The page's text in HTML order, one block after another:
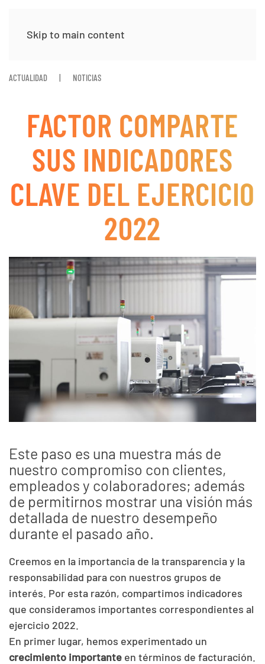
Skip to main content
ACTUALIDAD NOTICIAS
FACTOR COMPARTE
SUS INDICADORES
CLAVE DEL EJERCICIO
2022
Este paso es una muestra más de
nuestro compromiso con clientes,
empleados y colaboradores; además
de permitirnos mostrar una visión más
detallada de nuestro desempeño
durante el pasado año.
Creemos en la importancia de la transparencia y la
responsabilidad para con nuestros grupos de
interés. Por esta razón, compartimos indicadores
que consideramos importantes correspondientes al
ejercicio 2022.
En primer lugar, hemos experimentado un
crecimiento importante en términos de facturación.